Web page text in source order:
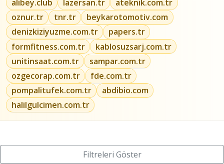
alibey.club
lazersan.tr
ateknik.com.tr
oznur.tr
tnr.tr
beykarotomotiv.com
denizkiziyuzme.com.tr
papers.tr
formfitness.com.tr
kablosuzsarj.com.tr
unitinsaat.com.tr
sampar.com.tr
ozgecorap.com.tr
fde.com.tr
pompalitufek.com.tr
abdibio.com
halilgulcimen.com.tr
Filtreleri Göster